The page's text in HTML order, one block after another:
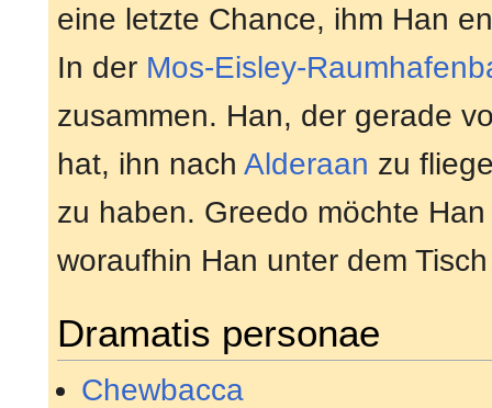
eine letzte Chance, ihm Han
In der Mos-Eisley-
zusammen. Han, der gerade
hat, ihn nach Alderaan zu
zu haben. Greedo möchte
woraufhin Han unter dem
Dramatis personae
Chewbacca